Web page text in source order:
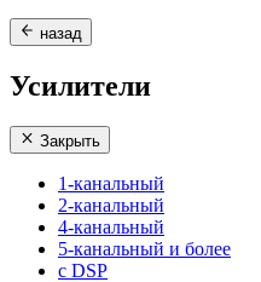
назад
Усилители
Закрыть
1-канальный
2-канальный
4-канальный
5-канальный и более
с DSP